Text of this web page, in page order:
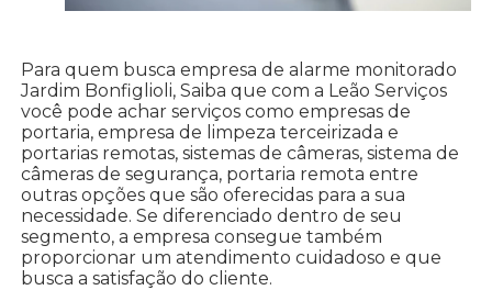
Para quem busca empresa de alarme monitorado
Jardim Bonfiglioli, Saiba que com a Leão Serviços
você pode achar serviços como empresas de
portaria, empresa de limpeza terceirizada e
portarias remotas, sistemas de câmeras, sistema de
câmeras de segurança, portaria remota entre
outras opções que são oferecidas para a sua
necessidade. Se diferenciado dentro de seu
segmento, a empresa consegue também
proporcionar um atendimento cuidadoso e que
busca a satisfação do cliente.